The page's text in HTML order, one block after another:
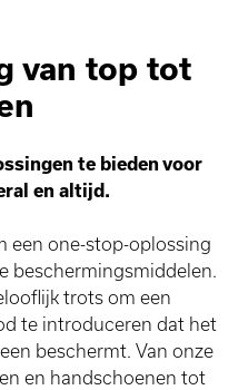
van top tot
te bieden voor
en altijd.
een one-stop-oplossing
beschermingsmiddelen.
trots om een
te introduceren dat het
beschermt. Van onze
en handschoenen tot